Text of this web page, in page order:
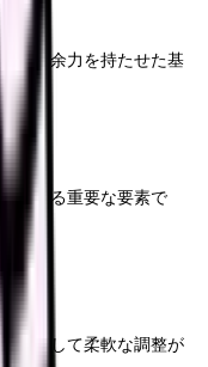
きる余力を持たせた基
右する重要な要素で
準として柔軟な調整が